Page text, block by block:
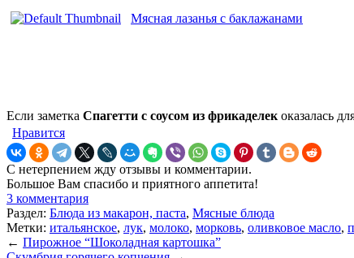
Мясная лазанья с баклажанами
Если заметка Спагетти с соусом из фрикаделек оказалась
Нравится
С нетерпением жду отзывы и комментарии.
Большое Вам спасибо и приятного аппетита!
3 комментария
Раздел: Блюда из макарон, паста, Мясные блюда
Метки: итальянское, лук, молоко, морковь, оливковое масло,
← Пирожное “Шоколадная картошка”